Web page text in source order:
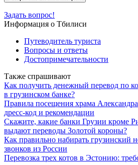
Задать вопрос!
Информация о Тбилиси
Путеводитель туриста
Вопросы и ответы
Достопримечательности
Также спрашивают
Как получить денежный перевод по
в грузинском банке?
Правила посещения храма
дресс-код и рекомендации
Скажите, какие банки Грузии кроме
выдают переводы Золотой короны?
Как правильно набирать грузинский
звонков из России
Перевозка трех котов в Эстонию: